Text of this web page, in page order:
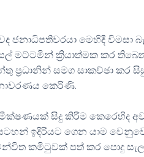
ජනාධිපතිවරයා මෙහිදී විමසා
මට්ටමින් ක්‍රියාත්මක කර
ප්‍රධානින් සමග සාකච්ඡා කර
කෙරිණි.
සිදු කිරීම කෙරෙහිද
ඉදිරියට ගෙන යාම
කමිටුවක් පත් කර පොදු